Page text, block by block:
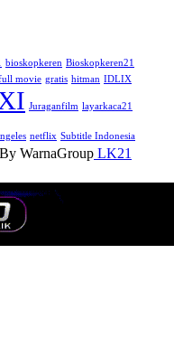
bioskopkeren Bioskopkeren21
movie gratis hitman IDLIX
Juraganfilm layarkaca21
netflix Subtitle Indonesia
WarnaGroup LK21